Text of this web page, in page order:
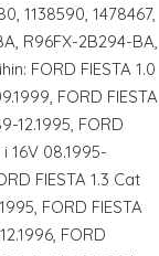
1138590, 1478467,
R96FX-2B294-BA,
FORD FIESTA 1.0
FORD FIESTA
12.1995, FORD
i 16V 08.1995-
FIESTA 1.3 Cat
FORD FIESTA
FORD